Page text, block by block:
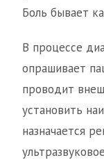
Боль бывает
В процессе
опрашивает
проводит
установить
назначается